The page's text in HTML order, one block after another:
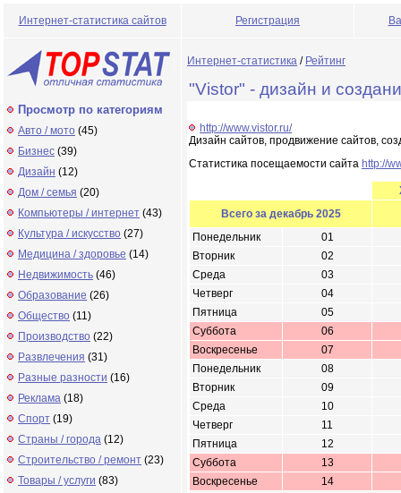
Интернет-статистика сайтов Регистрация
Просмотр по категориям
Авто / мото (45)
Бизнес (39)
Дизайн (12)
Дом / семья (20)
Компьютеры / интернет (43)
Культура / искусство (27)
Медицина / здоровье (14)
Недвижимость (46)
Образование (26)
Общество (11)
Производство (22)
Развлечения (31)
Разные разности (16)
Реклама (18)
Спорт (19)
Страны / города (12)
Строительство / ремонт (23)
Товары / услуги (83)
Интернет-статистика / Рейтинг
"Vistor" - дизайн и
http://www.vistor.ru/
Дизайн сайтов, продвижение сайтов,
Статистика посещаемости сайта http://
Всего за декабрь 2025
Понедельник
01
Вторник
02
Среда
03
Четверг
04
Пятница
05
Суббота
06
Воскресенье
07
Понедельник
08
Вторник
09
Среда
10
Четверг
11
Пятница
12
Суббота
13
Воскресенье
14